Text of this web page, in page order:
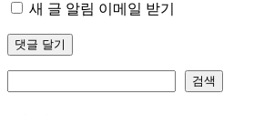
새 글 알림 이메일 받기
검색